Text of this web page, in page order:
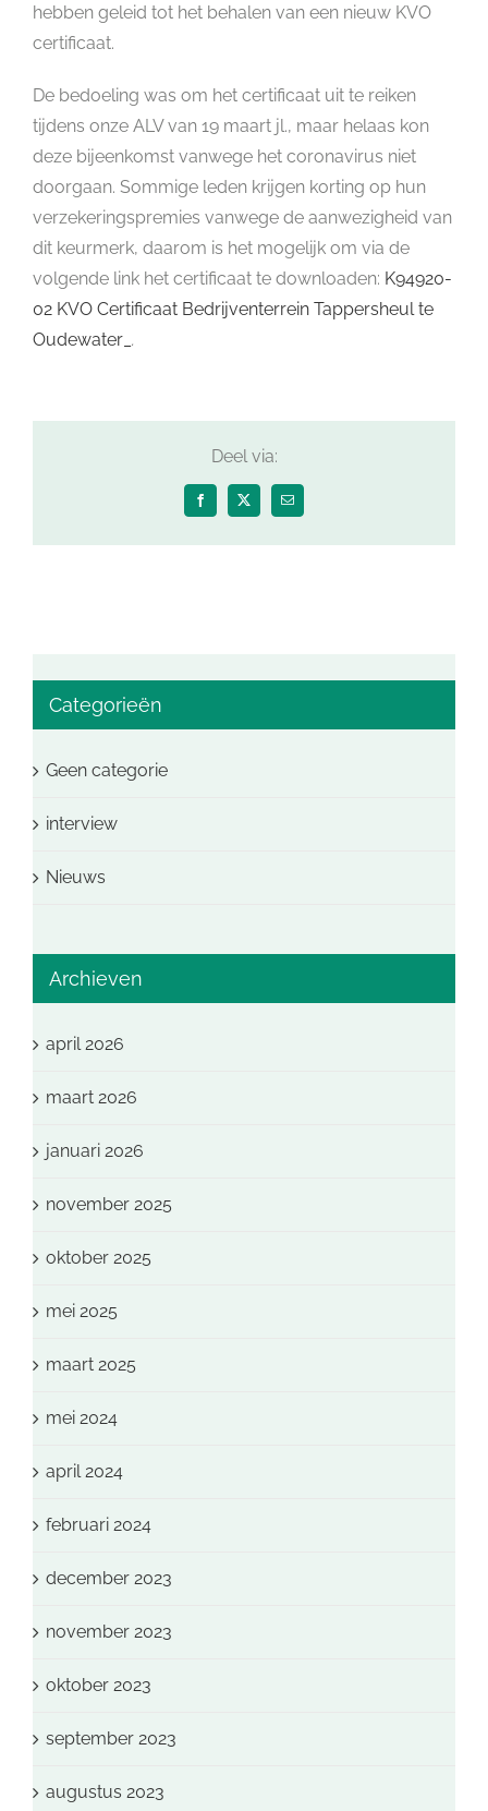
hebben geleid tot het behalen van een nieuw KVO
certificaat.
De bedoeling was om het certificaat uit te reiken
tijdens onze ALV van 19 maart jl., maar helaas kon
deze bijeenkomst vanwege het coronavirus niet
doorgaan. Sommige leden krijgen korting op hun
verzekeringspremies vanwege de aanwezigheid van
dit keurmerk, daarom is het mogelijk om via de
volgende link het certificaat te downloaden: K94920-
02 KVO Certificaat Bedrijventerrein Tappersheul te
Oudewater_ .
Deel via:
Facebook
X
E-
mail
Categorieën
Geen categorie
interview
Nieuws
Archieven
april 2026
maart 2026
januari 2026
november 2025
oktober 2025
mei 2025
maart 2025
mei 2024
april 2024
februari 2024
december 2023
november 2023
oktober 2023
september 2023
augustus 2023